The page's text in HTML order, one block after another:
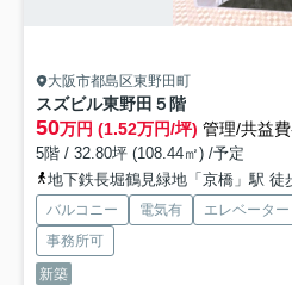
大阪市都島区東野田町
スズビル東野田 ５階
50万円 (1.52万円/坪) 管理/共益
5階 / 32.80坪 (108.44㎡) /予定
地下鉄長堀鶴見緑地「京橋」駅 徒
バルコニー 電気有 エレベーター
事務所可
新築